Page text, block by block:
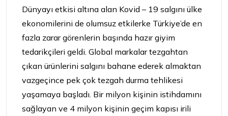
Dünyayı etkisi altına alan Kovid – 19 salgını ülke
ekonomilerini de olumsuz etkilerke Türkiye’de en
fazla zarar görenlerin başında hazır giyim
tedarikçileri geldi. Global markalar tezgahtan
çıkan ürünlerini salgını bahane ederek almaktan
vazgeçince pek çok tezgah durma tehlikesi
yaşamaya başladı. Bir milyon kişinin istihdamını
sağlayan ve 4 milyon kişinin geçim kapısı irili